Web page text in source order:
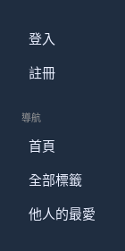
登入
註冊
導航
首頁
全部標籤
他人的最愛